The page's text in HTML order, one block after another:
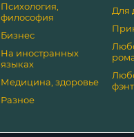
Психология,
философия
Бизнес
На иностранных
языках
Медицина, здоровье
Разное
Для